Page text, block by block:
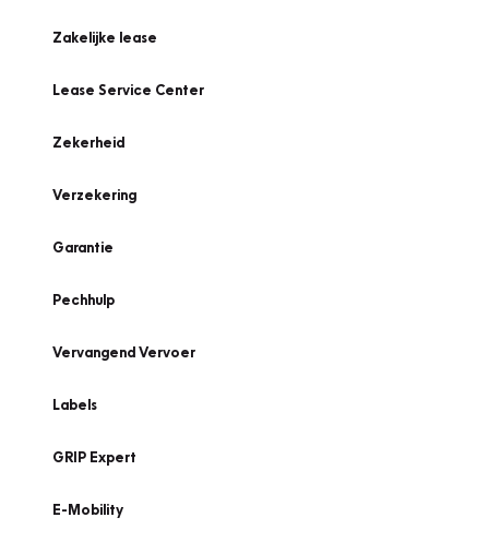
Zakelijke lease
Lease Service Center
Zekerheid
Verzekering
Garantie
Pechhulp
Vervangend Vervoer
Labels
GRIP Expert
E-Mobility